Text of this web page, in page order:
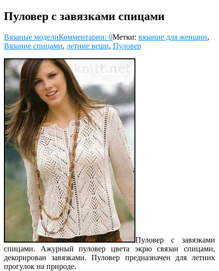
Пуловер с завязками спицами
Вязаные моделиКомментарии: 0Метки: вязание для женщин,
Вязание спицами, летние вещи, Пуловер
Пуловер с завязками
спицами. Ажурный пуловер цвета экрю связан спицами,
декорирован завязками. Пуловер предназначен для летних
прогулок на природе.